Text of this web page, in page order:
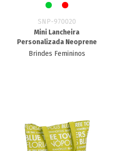
SNP-970020
Mini Lancheira
Personalizada Neoprene
Brindes Femininos